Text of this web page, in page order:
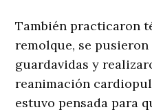
También practicaron
remolque, se
guardavidas y
reanimación
estuvo pensada para